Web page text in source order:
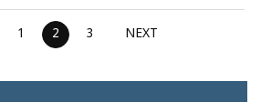
1 2 3 NEXT